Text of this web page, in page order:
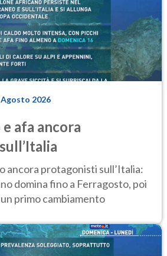
Agosto 2026
afa ancora
ancora protagonisti sull’Italia:
domina fino a Ferragosto, poi
primo cambiamento